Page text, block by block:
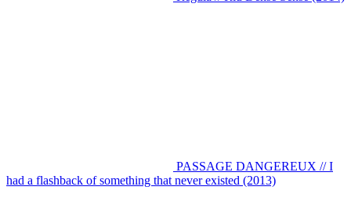
PASSAGE DANGEREUX // I
had a flashback of something that never existed (2013)